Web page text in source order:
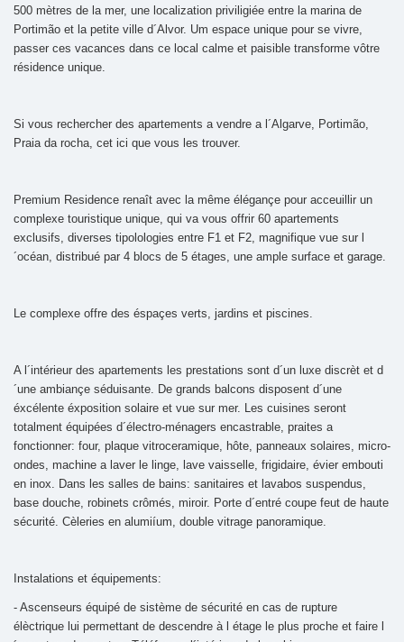
500 mètres de la mer, une localization priviligiée entre la marina de
Portimão et la petite ville d´Alvor. Um espace unique pour se vivre,
passer ces vacances dans ce local calme et paisible transforme vôtre
résidence unique.
Si vous rechercher des apartements a vendre a l´Algarve, Portimão,
Praia da rocha, cet ici que vous les trouver.
Premium Residence renaît avec la même élégançe pour acceuillir un
complexe touristique unique, qui va vous offrir 60 apartements
exclusifs, diverses tipolologies entre F1 et F2, magnifique vue sur l
´océan, distribué par 4 blocs de 5 étages, une ample surface et garage.
Le complexe offre des éspaçes verts, jardins et piscines.
A l´intérieur des apartements les prestations sont d´un luxe discrèt et d
´une ambiançe séduisante. De grands balcons disposent d´une
éxcélente éxposition solaire et vue sur mer. Les cuisines seront
totalment équipées d´électro-ménagers encastrable, praites a
fonctionner: four, plaque vitroceramique, hôte, panneaux solaires, micro-
ondes, machine a laver le linge, lave vaisselle, frigidaire, évier embouti
en inox. Dans les salles de bains: sanitaires et lavabos suspendus,
base douche, robinets crômés, miroir. Porte d´entré coupe feut de haute
sécurité. Cèleries en alumiíum, double vitrage panoramique.
Instalations et équipements:
- Ascenseurs équipé de sistème de sécurité en cas de rupture
élèctrique lui permettant de descendre à l étage le plus proche et faire l